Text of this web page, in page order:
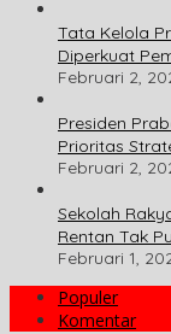
Tata Kelola
Diperkuat
Februari 2,
Presiden
Prioritas
Februari 2,
Sekolah
Rentan Tak
Februari 1,
Populer
Komentar